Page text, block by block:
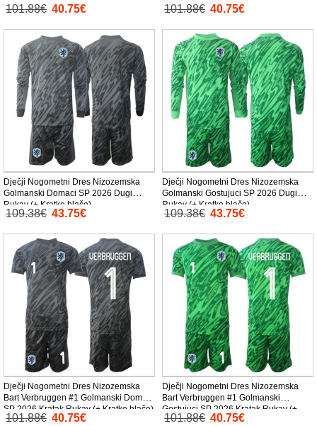
101.88€ 40.75€ 101.88€ 40.75€
Dječji Nogometni Dres Nizozemska
Golmanski Domaci SP 2026 Dugi
Rukav (+ Kratke hlače)
109.38€ 43.75€
Dječji Nogometni Dres Nizozemska
Golmanski Gostujuci SP 2026 Dugi
Rukav (+ Kratke hlače)
109.38€ 43.75€
Dječji Nogometni Dres Nizozemska
Bart Verbruggen #1 Golmanski Domaci
SP 2026 Kratak Rukav (+ Kratke hlače)
101.88€ 40.75€
Dječji Nogometni Dres Nizozemska
Bart Verbruggen #1 Golmanski
Gostujuci SP 2026 Kratak Rukav (+
Kratke hlače)
101.88€ 40.75€